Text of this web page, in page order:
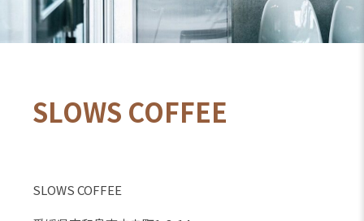
SLOWS COFFEE
SLOWS COFFEE